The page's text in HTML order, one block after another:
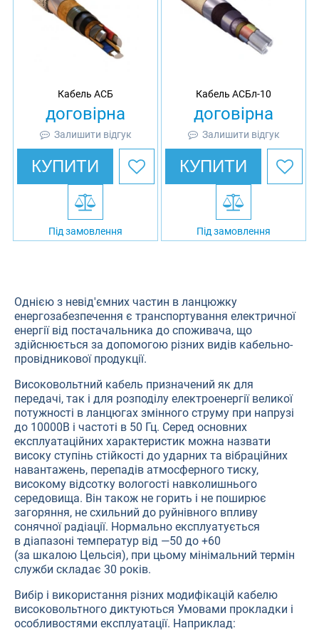
Однією з невід'ємних частин в ланцюжку
енергозабезпечення є транспортування електричної
енергії від постачальника до споживача, що
здійснюється за допомогою різних видів кабельно-
провідникової продукції.
Високовольтний кабель призначений як для
передачі, так і для розподілу електроенергії великої
потужності в ланцюгах змінного струму при напрузі
до 10000В і частоті в 50 Гц. Серед основних
експлуатаційних характеристик можна назвати
високу ступінь стійкості до ударних та вібраційних
навантажень, перепадів атмосферного тиску,
високому відсотку вологості навколишнього
середовища. Він також не горить і не поширює
загоряння, не схильний до руйнівного впливу
сонячної радіації. Нормально експлуатується
в діапазоні температур від —50 до +60
(за шкалою Цельсія), при цьому мінімальний термін
служби складає 30 років.
Вибір і використання різних модифікацій кабелю
високовольтного диктуються Умовами прокладки і
особливостями експлуатації. Наприклад:
Кабель АСБ
договірна
Залишити відгук
КУПИТИ
Під замовлення
Кабель АСБл-10
договірна
Залишити відгук
КУПИТИ
Під замовлення